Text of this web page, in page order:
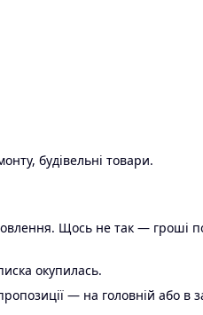
будівельні товари.
Щось не так — гроші
окупилась.
— на головній або в